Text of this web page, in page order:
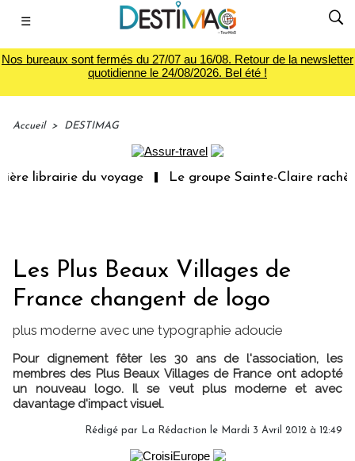
☰
Nos bureaux sont fermés du 27/07 au 16/08. Retour de la newsletter
quotidienne le 24/08/2026. Bel été !
Accueil > DESTIMAG
librairie du voyage Le groupe Sainte-Claire rachète
Les Plus Beaux Villages de
France changent de logo
plus moderne avec une typographie adoucie
Pour dignement fêter les 30 ans de l'association, les
membres des Plus Beaux Villages de France ont adopté
un nouveau logo. Il se veut plus moderne et avec
davantage d'impact visuel.
Rédigé par La Rédaction le Mardi 3 Avril 2012 à 12:49